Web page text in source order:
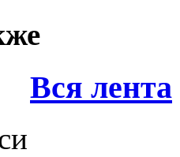
Вся лента